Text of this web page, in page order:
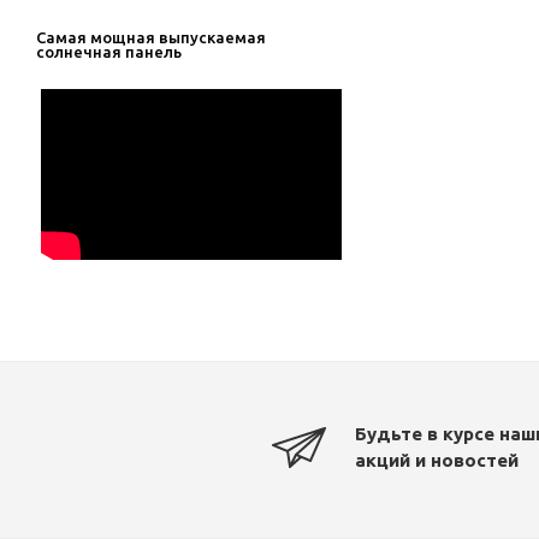
Самая мощная выпускаемая
солнечная панель
Будьте в курсе
акций и новостей